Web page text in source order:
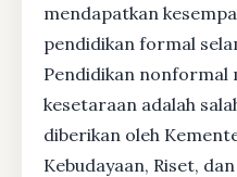
mendapatkan
pendidikan formal
Pendidikan nonformal
kesetaraan adalah
diberikan oleh
Kebudayaan, Riset,